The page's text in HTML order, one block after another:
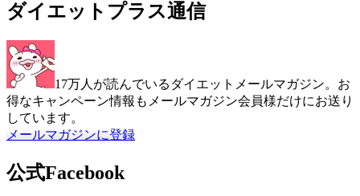
ダイエットプラス通信
17万人が読んでいるダイエットメールマガジン。お
得なキャンペーン情報もメールマガジン会員様だけにお送り
しています。
メールマガジンに登録
公式Facebook